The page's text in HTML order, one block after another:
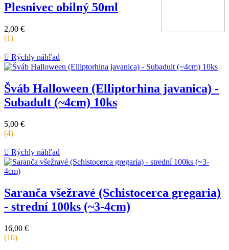
Plesnivec obilný 50ml
Cena
za
2,00 €
(1)
 Rýchly náhľad
Šváb Halloween (Elliptorhina javanica) -
Subadult (~4cm) 10ks
Cena
za
5,00 €
(4)
 Rýchly náhľad
Saranča všežravé (Schistocerca gregaria)
- strední 100ks (~3-4cm)
Cena
za
16,00 €
(10)